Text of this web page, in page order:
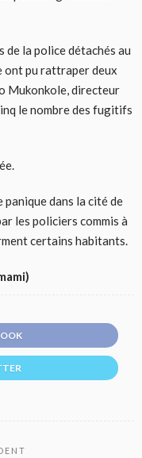
de la police détachés au
ont pu rattraper deux
Mukonkole, directeur
le nombre des fugitifs
dans la cité de
les policiers commis à
certains habitants.